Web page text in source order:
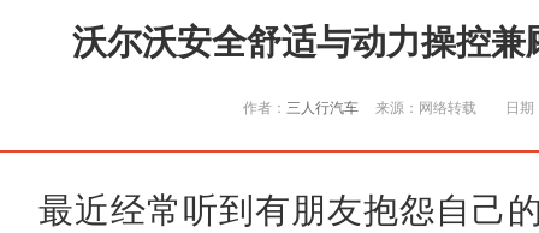
沃尔沃安全舒适与动力操控
作者： 三人行汽车 来源：网络转载 日
最近经常听到有朋友抱怨自己